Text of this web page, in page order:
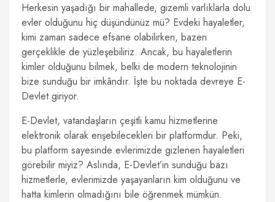
Herkesin yaşadığı bir mahallede, gizemli varlıklarla dolu
evler olduğunu hiç düşündünüz mü? Evdeki hayaletler,
kimi zaman sadece efsane olabilirken, bazen
gerçeklikle de yüzleşebiliriz. Ancak, bu hayaletlerin
kimler olduğunu bilmek, belki de modern teknolojinin
bize sunduğu bir imkândır. İşte bu noktada devreye E-
Devlet giriyor.
E-Devlet, vatandaşların çeşitli kamu hizmetlerine
elektronik olarak erişebilecekleri bir platformdur. Peki,
bu platform sayesinde evlerimizde gizlenen hayaletleri
görebilir miyiz? Aslında, E-Devlet’in sunduğu bazı
hizmetlerle, evlerimizde yaşayanların kim olduğunu ve
hatta kimlerin olmadığını bile öğrenmek mümkün.